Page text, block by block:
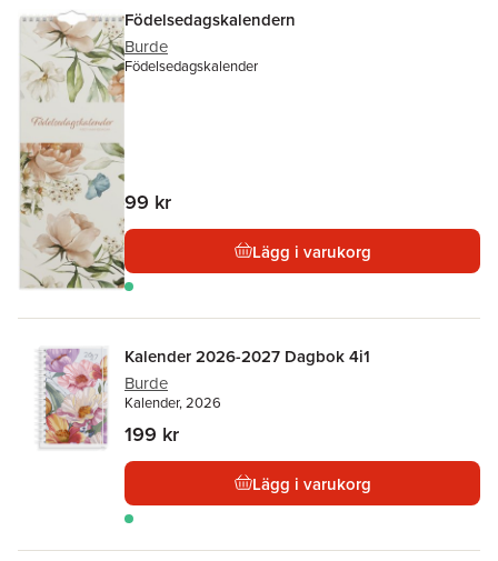
Födelsedagskalendern
Burde
Födelsedagskalender
99 kr
Lägg i varukorg
Kalender 2026-2027 Dagbok 4i1
Burde
Kalender, 2026
199 kr
Lägg i varukorg